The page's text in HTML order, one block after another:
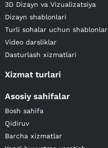
3D Dizayn va Vizualizatsiya
Dizayn shablonlari
Turli sohalar uchun shablonlar
Video darsliklar
Dasturlash xizmatlari
Xizmat turlari
Asosiy sahifalar
Bosh sahifa
Qidiruv
Barcha xizmatlar